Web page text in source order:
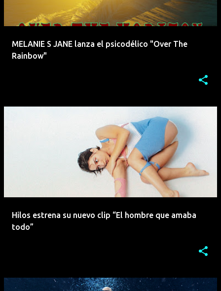
MELANIE S JANE lanza el psicodélico "Over The
Rainbow"
Hilos estrena su nuevo clip “El hombre que amaba
todo”